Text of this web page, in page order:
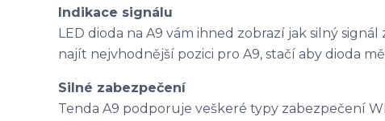
Indikace signálu
LED dioda na A9 vám ihned zobrazí jak silný
najít nejvhodnější pozici pro A9, stačí aby dioda
Silné zabezpečení
Tenda A9 podporuje veškeré typy zabezpečení